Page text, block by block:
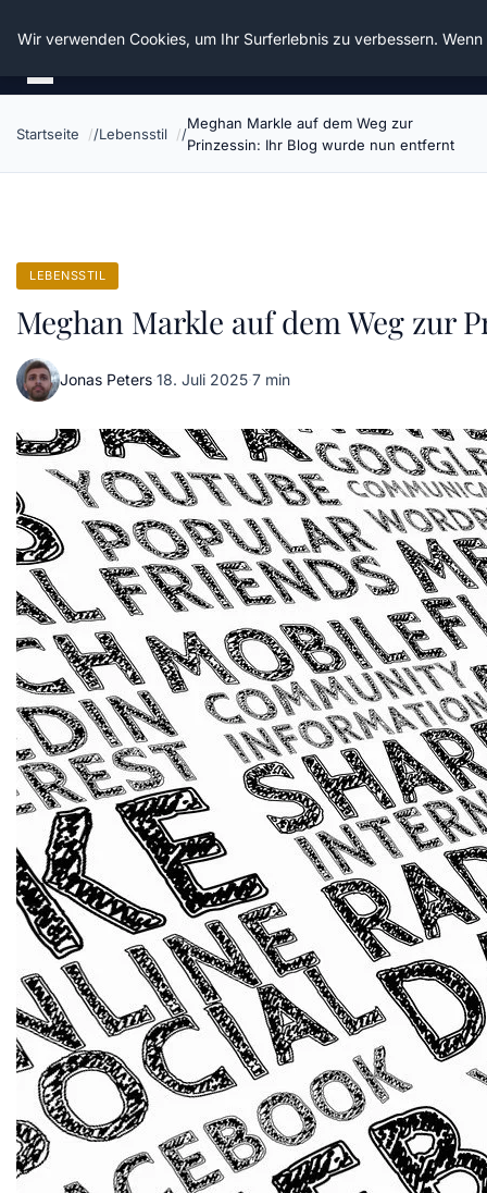
Die Schnitter
Startseite Lebensstil
Meghan Markle auf dem Weg zur
Prinzessin: Ihr Blog wurde nun entfernt
LEBENSSTIL
Meghan Markle auf dem Weg zur
Jonas Peters·18. Juli 2025·7 min
Wir verwenden Cookies, um Ihr Surferlebnis zu verbessern.